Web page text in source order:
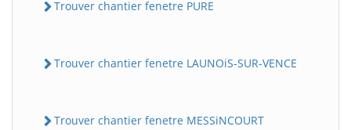
Trouver chantier fenetre PURE
Trouver chantier fenetre LAUNOiS-SUR-VENCE
Trouver chantier fenetre MESSiNCOURT